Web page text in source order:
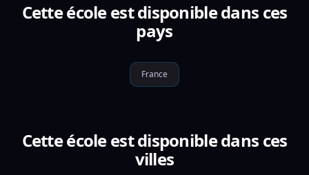
Cette école est disponible dans ces
pays
France
Cette école est disponible dans ces
villes